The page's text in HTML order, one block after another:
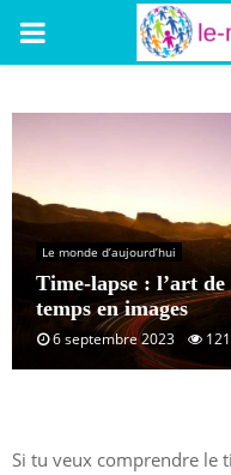
PRIMARY
Le monde d’aujourd’hui
Time-lapse : l’art
temps en images
6 septembre 2023
Si tu veux comprendre le